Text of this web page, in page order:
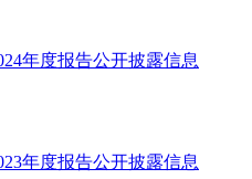
年度报告公开披露信息
年度报告公开披露信息